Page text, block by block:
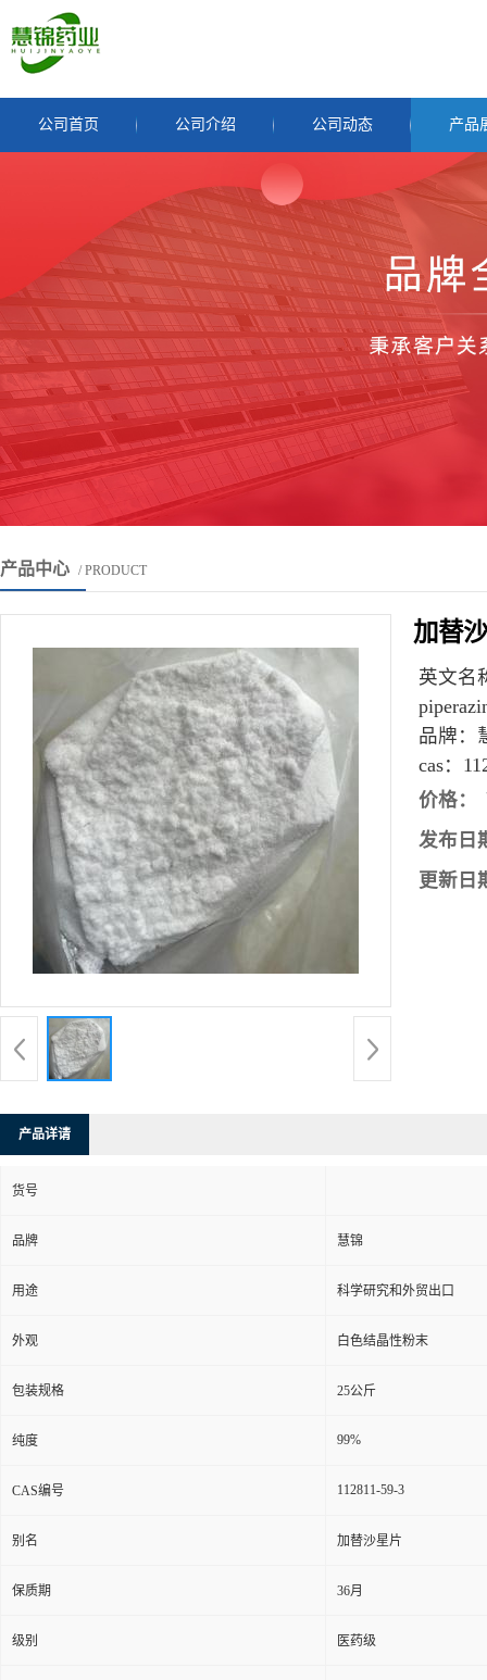
公司首页 公司介绍 公司动态 产品
产品中心 / PRODUCT
加替
英文名
品牌：
cas：
价格：
发布日
更新日
产品详请
货号
品牌 慧锦
用途 科学研究和外贸出口
外观 白色结晶性粉末
包装规格 25公斤
纯度 99%
CAS编号 112811-59-3
别名 加替沙星片
保质期 36月
级别 医药级